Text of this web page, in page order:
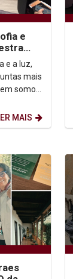
e
e a luz,
mais
somos,
MAIS